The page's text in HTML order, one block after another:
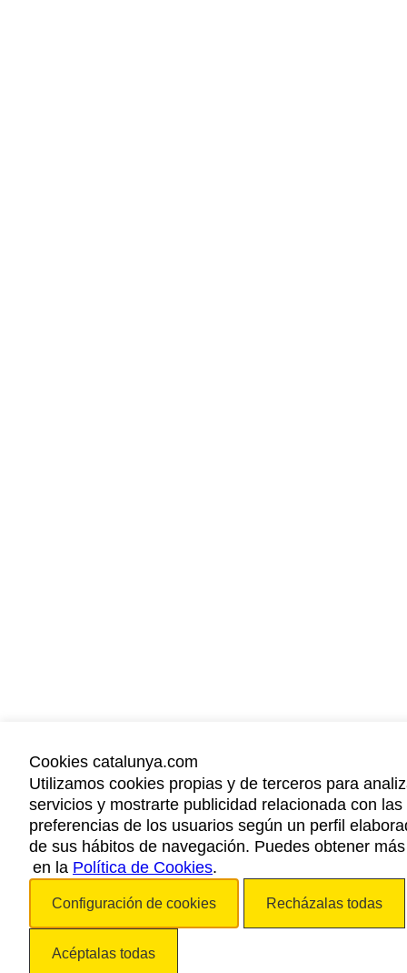
Cookies catalunya.com
Utilizamos cookies propias y de terceros para
servicios y mostrarte publicidad relacionada con las
preferencias de los usuarios según un perfil
de sus hábitos de navegación. Puedes obtener
en la Política de Cookies.
Configuración de cookies Recházalas todas
Acéptalas todas